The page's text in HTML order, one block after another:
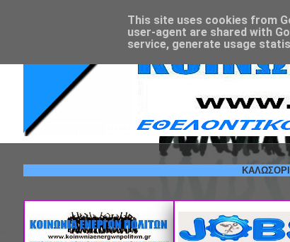
ΚΑΛΩΣΟΡΙΣΑΤΕ!
This site uses cookies from
user-agent are shared with
service, generate usage